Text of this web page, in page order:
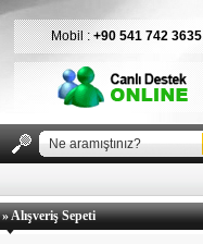
Mobil :+90 541 742 3635
» Alışveriş Sepeti